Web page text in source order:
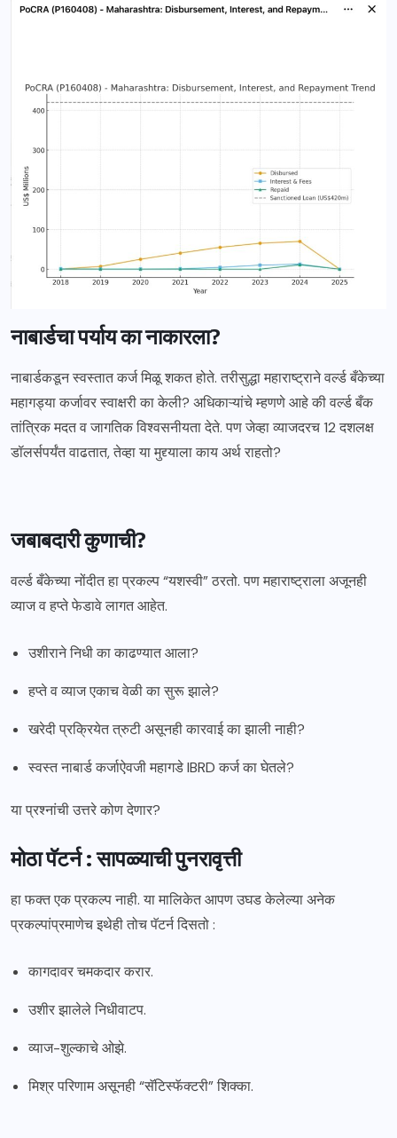
नाबार्डचा पर्याय का नाकारला?
नाबार्डकडून स्वस्तात कर्ज मिळू शकत होते. तरीसुद्धा महाराष्ट्राने वर्ल्ड बँकेच्या
महागड्या कर्जावर स्वाक्षरी का केली? अधिकाऱ्यांचे म्हणणे आहे की वर्ल्ड बँक
तांत्रिक मदत व जागतिक विश्वसनीयता देते. पण जेव्हा व्याजदरच 12 दशलक्ष
डॉलर्सपर्यंत वाढतात, तेव्हा या मुद्द्याला काय अर्थ राहतो?
जबाबदारी कुणाची?
वर्ल्ड बँकेच्या नोंदीत हा प्रकल्प “यशस्वी” ठरतो. पण महाराष्ट्राला अजूनही
व्याज व हप्ते फेडावे लागत आहेत.
उशीराने निधी का काढण्यात आला?
हप्ते व व्याज एकाच वेळी का सुरू झाले?
खरेदी प्रक्रियेत त्रुटी असूनही कारवाई का झाली नाही?
स्वस्त नाबार्ड कर्जाऐवजी महागडे IBRD कर्ज का घेतले?
या प्रश्नांची उत्तरे कोण देणार?
मोठा पॅटर्न : सापळ्याची पुनरावृत्ती
हा फक्त एक प्रकल्प नाही. या मालिकेत आपण उघड केलेल्या अनेक
प्रकल्पांप्रमाणेच इथेही तोच पॅटर्न दिसतो :
कागदावर चमकदार करार.
उशीर झालेले निधीवाटप.
व्याज-शुल्काचे ओझे.
मिश्र परिणाम असूनही “सॅटिस्फॅक्टरी” शिक्का.